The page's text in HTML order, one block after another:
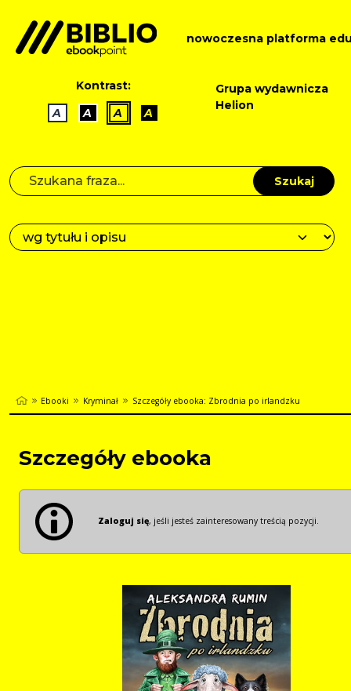
nowoczesna platforma
Kontrast:
A
A A A
Grupa wydawnicza
Helion
Szukaj
Ebooki Kryminał Szczegóły ebooka: Zbrodnia po irlandzku
Szczegóły ebooka
Zaloguj się, jeśli jesteś zainteresowany treścią pozycji.